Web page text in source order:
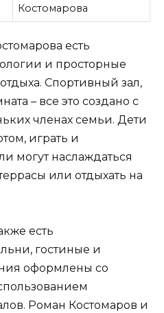
Костомарова
есть
и просторные
Спортивный зал,
– все это создано с
членах семьи. Дети
играть и
могут наслаждаться
или отдыхать на
есть
гостиные и
оформлены со
Роман Костомаров и